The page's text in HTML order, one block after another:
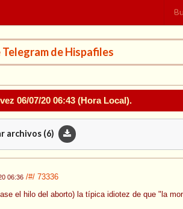
de Hispafiles
06/07/20 06:43 (Hora Local).
archivos (6)
06:36 /#/ 73336
el hilo del aborto) la típica idiotez de que "la